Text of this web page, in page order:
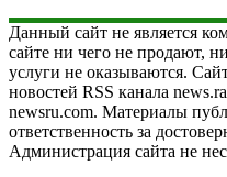
Данный сайт не является
сайте ни чего не продают,
услуги не оказываются.
новостей RSS канала
newsru.com. Материалы
ответственность за
Администрация сайта не